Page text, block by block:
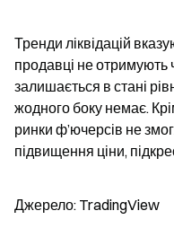
Тренди ліквідацій
продавці не отримують
залишається в стані
жодного боку немає.
ринки ф’ючерсів не
підвищення ціни,
Джерело: TradingView